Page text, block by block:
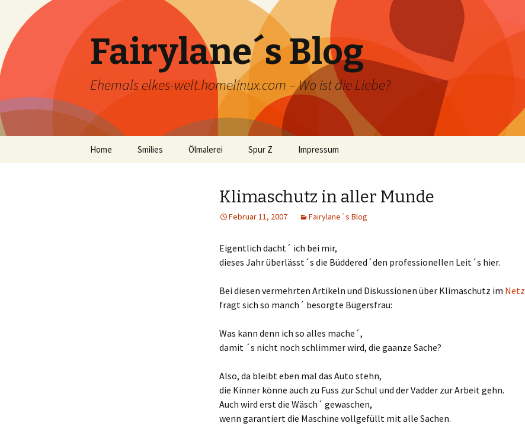
Fairylane´s Blog
Ehemals elkes-welt.homelinux.com – Wo ist die Liebe?
Home Smilies Ölmalerei
Malbedarf
Spur Z
Baubeschreibung der
Adventsanlage
Adventsanlage
Impressum
Klimaschutz in aller Munde
Februar 11, 2007 Fairylane´s Blog
Eigentlich dacht´ ich bei mir,
dieses Jahr überlässt´s die Büddered´den professionellen Leit´s hier.
Bei diesen vermehrten Artikeln und Diskussionen über Klimaschutz im Netz
fragt sich so manch´ besorgte Bügersfrau:
Was kann denn ich so alles mache´,
damit ´s nicht noch schlimmer wird, die gaanze Sache?
Also, da bleibt eben mal das Auto stehn,
die Kinner könne auch zu Fuss zur Schul und der Vadder zur Arbeit gehn.
Auch wird erst die Wäsch´ gewaschen,
wenn garantiert die Maschine vollgefüllt mit alle Sachen.